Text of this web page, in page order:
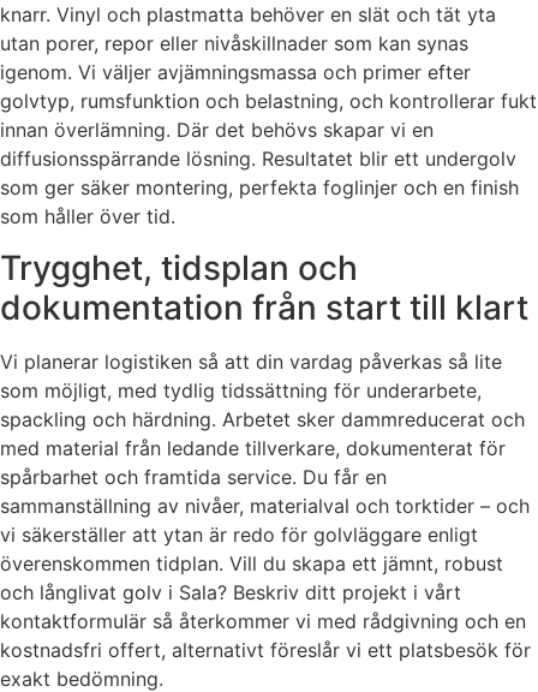
knarr. Vinyl och plastmatta behöver en slät och tät yta
utan porer, repor eller nivåskillnader som kan synas
igenom. Vi väljer avjämningsmassa och primer efter
golvtyp, rumsfunktion och belastning, och kontrollerar fukt
innan överlämning. Där det behövs skapar vi en
diffusionsspärrande lösning. Resultatet blir ett undergolv
som ger säker montering, perfekta foglinjer och en finish
som håller över tid.
Trygghet, tidsplan och
dokumentation från start till klart
Vi planerar logistiken så att din vardag påverkas så lite
som möjligt, med tydlig tidssättning för underarbete,
spackling och härdning. Arbetet sker dammreducerat och
med material från ledande tillverkare, dokumenterat för
spårbarhet och framtida service. Du får en
sammanställning av nivåer, materialval och torktider – och
vi säkerställer att ytan är redo för golvläggare enligt
överenskommen tidplan. Vill du skapa ett jämnt, robust
och långlivat golv i Sala? Beskriv ditt projekt i vårt
kontaktformulär så återkommer vi med rådgivning och en
kostnadsfri offert, alternativt föreslår vi ett platsbesök för
exakt bedömning.